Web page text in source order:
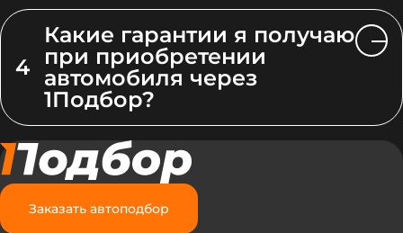
4
Какие гарантии я получаю
при приобретении
автомобиля через
1Подбор?
Заказать автоподбор